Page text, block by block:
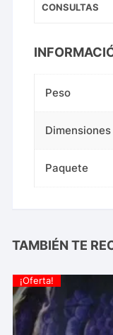
CONSULTAS
Peso
Dimensiones
Paquete
TAMBIÉN TE
¡Oferta!